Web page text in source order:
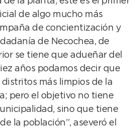
de algo mucho más
de concientización y
de Necochea, de
se tiene que adueñar del
años podamos decir que
más limpios de la
pero el objetivo no tiene
sino que tiene
la población”, aseveró el